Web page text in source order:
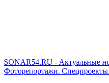
SONAR54.RU - Актуальные
Фоторепортажи. Спецпроекты.